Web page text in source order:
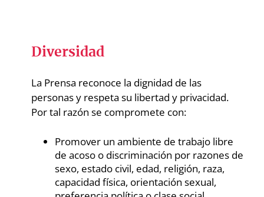
Diversidad
La Prensa reconoce la dignidad de las
personas y respeta su libertad y privacidad.
Por tal razón se compromete con:
Promover un ambiente de trabajo libre
de acoso o discriminación por razones de
sexo, estado civil, edad, religión, raza,
capacidad física, orientación sexual,